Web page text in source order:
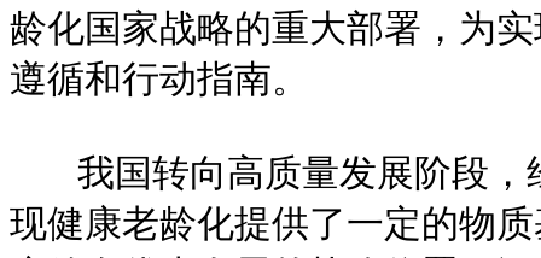
龄化国家战略的重大部署，为
遵循和行动指南。
我国转向高质量发展阶段，
现健康老龄化提供了一定的物